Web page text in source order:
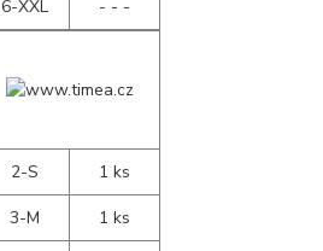
6-XXL
- - -
2-S
1 ks
3-M
1 ks